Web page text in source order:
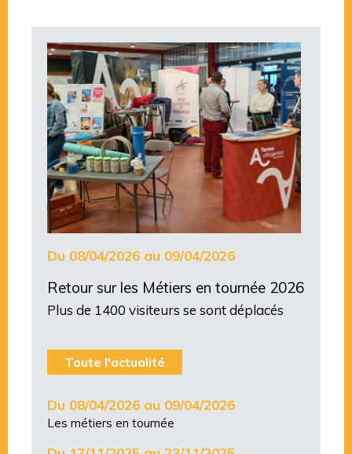
Du 08/04/2026 au 09/04/2026
Retour sur les Métiers en tournée 2026
Plus de 1400 visiteurs se sont déplacés
Toute l'actualité
Du 08/04/2026 au 09/04/2026
Les métiers en tournée